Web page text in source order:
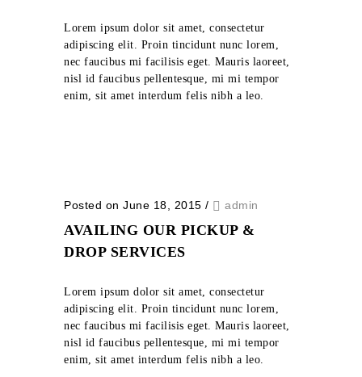
Lorem ipsum dolor sit amet, consectetur
adipiscing elit. Proin tincidunt nunc lorem,
nec faucibus mi facilisis eget. Mauris laoreet,
nisl id faucibus pellentesque, mi mi tempor
enim, sit amet interdum felis nibh a leo.
Posted on June 18, 2015 / admin
AVAILING OUR PICKUP &
DROP SERVICES
Lorem ipsum dolor sit amet, consectetur
adipiscing elit. Proin tincidunt nunc lorem,
nec faucibus mi facilisis eget. Mauris laoreet,
nisl id faucibus pellentesque, mi mi tempor
enim, sit amet interdum felis nibh a leo.